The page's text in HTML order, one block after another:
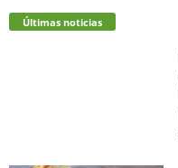
Últimas noticias